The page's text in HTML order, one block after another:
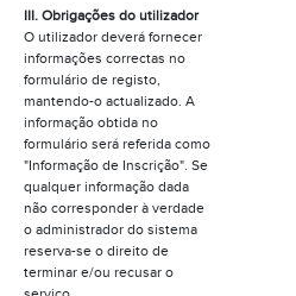
III. Obrigações do utilizador
O utilizador deverá fornecer
informações correctas no
formulário de registo,
mantendo-o actualizado. A
informação obtida no
formulário será referida como
"Informação de Inscrição". Se
qualquer informação dada
não corresponder à verdade
o administrador do sistema
reserva-se o direito de
terminar e/ou recusar o